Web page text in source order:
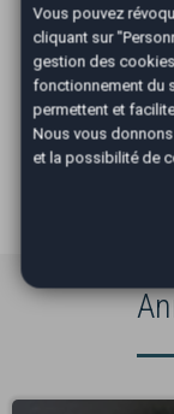
Occasions
vérifiées
garanties
Vous pouvez
cliquant sur
gestion des cookies
fonctionnement du
permettent et
Nous vous
et la possibilité de